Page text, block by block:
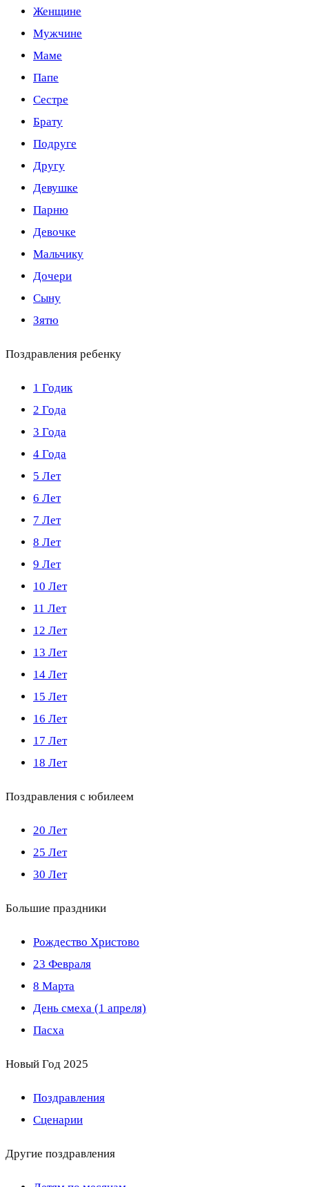
Женщине
Мужчине
Маме
Папе
Сестре
Брату
Подруге
Другу
Девушке
Парню
Девочке
Мальчику
Дочери
Сыну
Зятю
Поздравления ребенку
1 Годик
2 Года
3 Года
4 Года
5 Лет
6 Лет
7 Лет
8 Лет
9 Лет
10 Лет
11 Лет
12 Лет
13 Лет
14 Лет
15 Лет
16 Лет
17 Лет
18 Лет
Поздравления с юбилеем
20 Лет
25 Лет
30 Лет
Большие праздники
Рождество Христово
23 Февраля
8 Марта
День смеха (1 апреля)
Пасха
Новый Год 2025
Поздравления
Сценарии
Другие поздравления